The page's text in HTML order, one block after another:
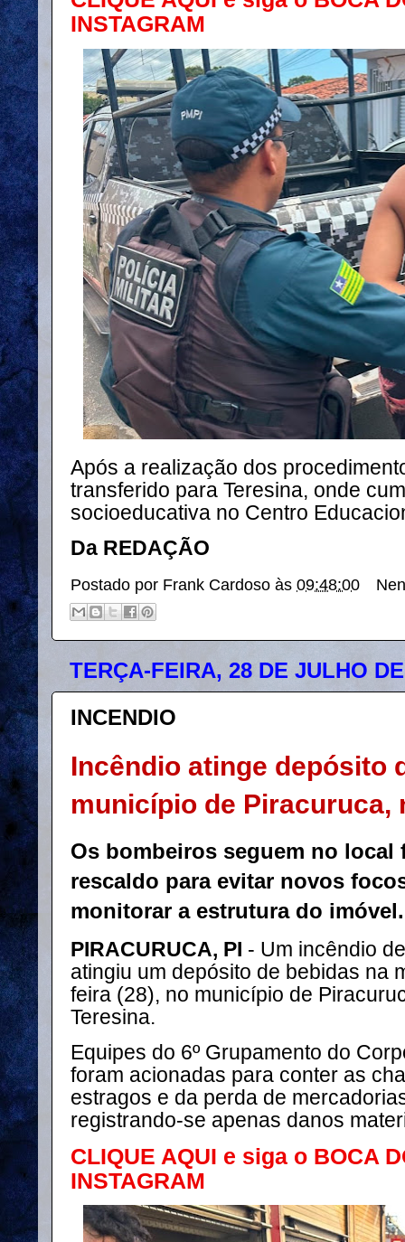
INSTAGRAM
Após a realização dos
transferido para Teresina, onde
socioeducativa no Centro
Da REDAÇÃO
Postado por Frank Cardoso às 09:48:00
TERÇA-FEIRA, 28 DE JULHO
INCENDIO
Incêndio atinge depósito
município de Piracuruca,
Os bombeiros seguem no local
rescaldo para evitar novos
monitorar a estrutura do imóvel.
PIRACURUCA, PI - Um incêndio
atingiu um depósito de bebidas na
feira (28), no município de
Teresina.
Equipes do 6º Grupamento do
foram acionadas para conter as
estragos e da perda de
registrando-se apenas danos
CLIQUE AQUI e siga o BOCA
INSTAGRAM